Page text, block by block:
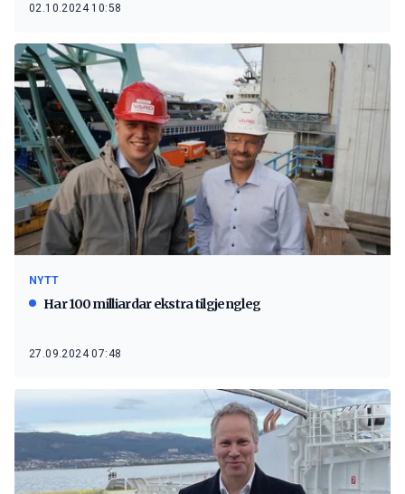
02.10.2024 10:58
NYTT
Har 100 milliardar ekstra tilgjengleg
27.09.2024 07:48